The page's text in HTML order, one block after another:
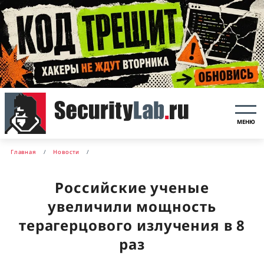
МЕНЮ
Главная Новости
Российские ученые
увеличили мощность
терагерцового излучения в 8
раз